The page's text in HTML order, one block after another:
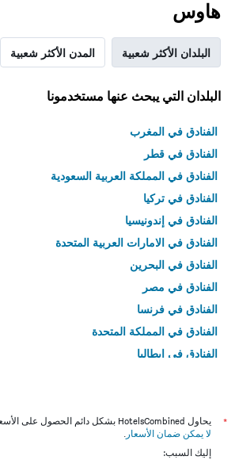
هاوس
البلدان الأكثر شعبية المدن الأكثر شعبية
البلدان التي يبحث عنها مستخدمونا
الفنادق في المغرب
الفنادق في قطر
الفنادق في المملكة العربية السعودية
الفنادق في تركيا
الفنادق في إندونيسيا
الفنادق في الامارات العربية المتحدة
الفنادق في البحرين
الفنادق في مصر
الفنادق في فرنسا
الفنادق في المملكة المتحدة
الفنادق في إيطاليا
*
يحاول HotelsCombined بشكل دائم الحصول على الأسعار الدقيقة، ولكن
لا يمكن ضمان الأسعار .
إليك السبب: